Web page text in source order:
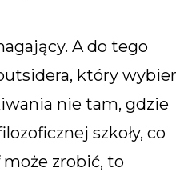
A do tego
który
nie tam, gdzie
szkoły, co
zrobić, to